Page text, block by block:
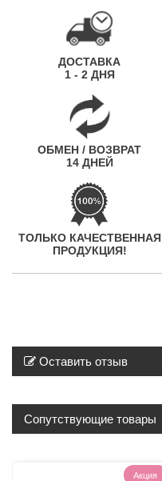
ДОСТАВКА
1 - 2 ДНЯ
ОБМЕН / ВОЗВРАТ
14 ДНЕЙ
ТОЛЬКО КАЧЕСТВЕННАЯ
ПРОДУКЦИЯ!
Оставить отзыв
Сопутствующие товары
Акция